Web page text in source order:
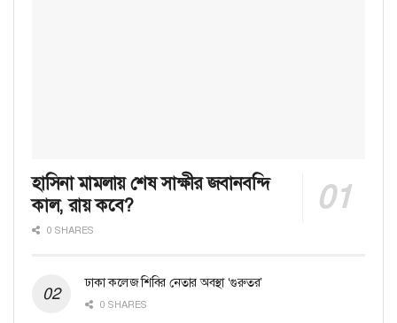
হাসিনা মামলায় শেষ সাক্ষীর জবানবন্দি
কাল, রায় কবে?
0 SHARES
ঢাকা কলেজ শিবির নেতার অবস্থা ‘গুরুতর’
0 SHARES